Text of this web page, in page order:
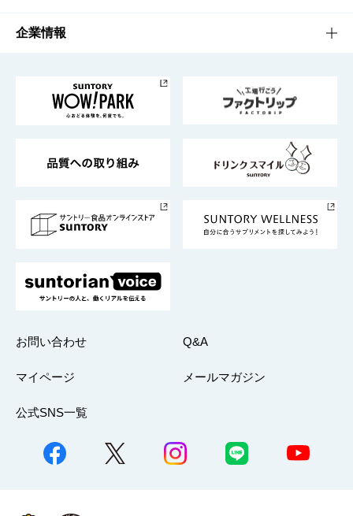
栄養成分一覧
工場見学
地域情報
サントリーホール
サントリーサンバーズ大阪
サステナビリティTOP
サントリーが考えるサステナビリティ経営
企業情報
企業概要
採用情報
お問い合わせ Q&A
マイページ メールマガジン
公式SNS一覧